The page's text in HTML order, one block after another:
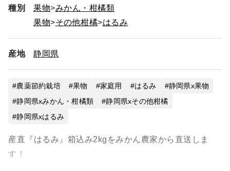
種別 果物
みかん・柑橘類
果物
その他柑橘 はるみ
産地 静岡県
農薬節約栽培 果物 家庭用 はるみ
静岡県x果物
静岡県xみかん・柑橘類
静岡県xその他柑橘
静岡県xはるみ
産直『はるみ』箱込み2kgをみかん農家から直送しま
す！